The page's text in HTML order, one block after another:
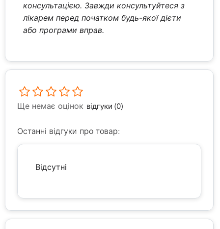
консультацією. Завжди консультуйтеся з
лікарем перед початком будь-якої дієти
або програми вправ.
Ще немає оцінок відгуки (0)
Останні відгуки про товар:
Відсутні